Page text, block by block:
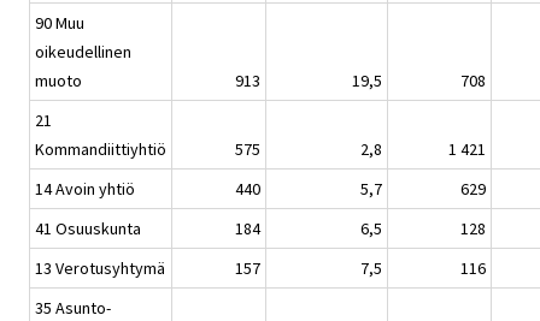
90 Muu
oikeudellinen
muoto
913 19,5
708
21
Kommandiittiyhtiö
575 2,8
1 421
14 Avoin yhtiö
440 5,7
629
41 Osuuskunta
184 6,5
128
13 Verotusyhtymä
157 7,5
116
35 Asunto-